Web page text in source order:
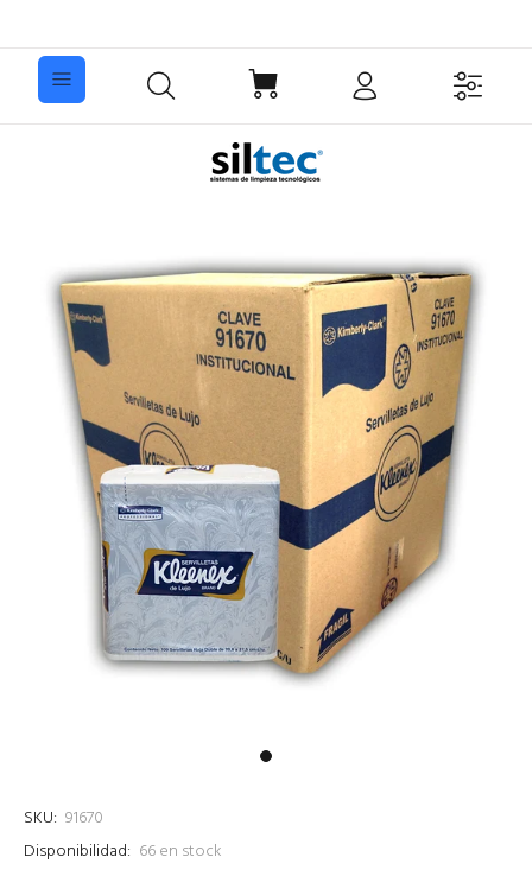
SKU: 91670
Disponibilidad: 66en stock